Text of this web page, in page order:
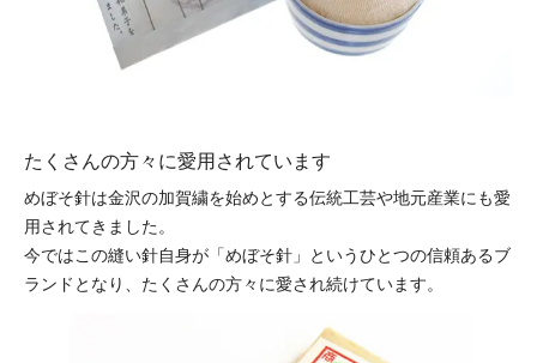
たくさんの方々に愛用されています
めぼそ針は金沢の加賀繍を始めとする伝統工芸や地元産業にも愛
用されてきました。
今ではこの縫い針自身が「めぼそ針」というひとつの信頼あるブ
ランドとなり、たくさんの方々に愛され続けています。